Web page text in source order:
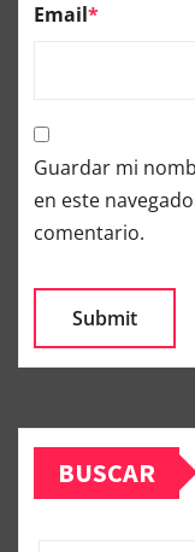
Email*
Guardar mi
en este
comentario.
BUSCAR